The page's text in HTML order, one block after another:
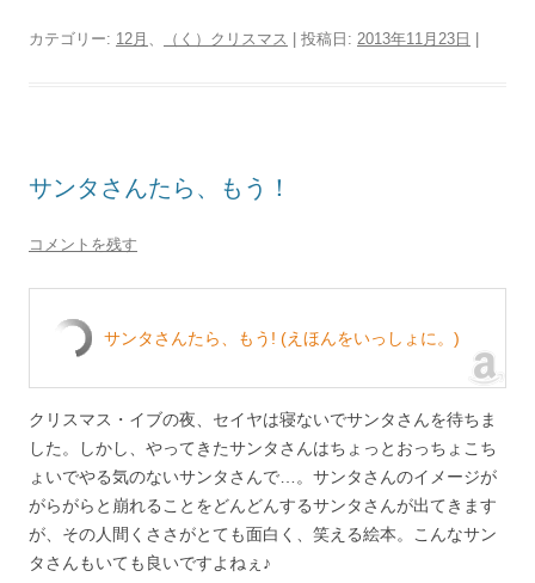
カテゴリー: 12月 、 （く）クリスマス | 投稿日: 2013年11月23日
サンタさんたら、もう！
コメントを残す
サンタさんたら、もう! (えほんをいっしょに。)
クリスマス・イブの夜、セイヤは寝ないでサンタさんを待ちま
した。しかし、やってきたサンタさんはちょっとおっちょこち
ょいでやる気のないサンタさんで…。サンタさんのイメージが
がらがらと崩れることをどんどんするサンタさんが出てきます
が、その人間くささがとても面白く、笑える絵本。こんなサン
タさんもいても良いですよねぇ♪